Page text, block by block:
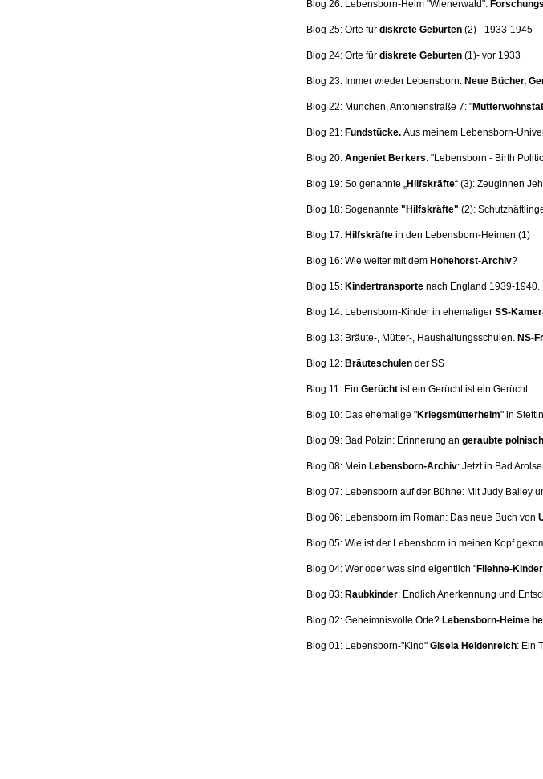
Blog 26: Lebensborn-Heim "Wienerwald".
Blog 25: Orte für diskrete Geburten (2) - 1933-1945
Blog 24: Orte für diskrete Geburten (1)- vor 1933
Blog 23: Immer wieder Lebensborn. Neue Bücher,
Blog 22: München, Antonienstraße 7: "
Blog 21: Fundstücke. Aus meinem Lebensborn-
Blog 20: Angeniet Berkers: "Lebensborn - Birth
Blog 19: So genannte „Hilfskräfte“ (3): Zeuginnen
Blog 18: Sogenannte "Hilfskräfte" (2):
Blog 17: Hilfskräfte in den Lebensborn-Heimen (1)
Blog 16: Wie weiter mit dem Hohehorst-Archiv?
Blog 15: Kindertransporte nach England 1939-1940.
Blog 14: Lebensborn-Kinder in ehemaliger SS-
Blog 13: Bräute-, Mütter-, Haushaltungsschulen. NS-
Blog 12: Bräuteschulen der SS
Blog 11: Ein Gerücht ist ein Gerücht ist ein Gerücht ...
Blog 10: Das ehemalige "Kriegsmütterheim" in
Blog 09: Bad Polzin: Erinnerung an geraubte
Blog 08: Mein Lebensborn-Archiv: Jetzt in Bad
Blog 07: Lebensborn auf der Bühne: MitJudy Bailey
Blog 06: Lebensborn im Roman: Das neue Buch von
Blog 05: Wie ist der Lebensborn in meinen Kopf
Blog 04: Wer oder was sind eigentlich "Filehne-Kinder
Blog 03: Raubkinder: Endlich Anerkennung und
Blog 02: Geheimnisvolle Orte? Lebensborn-Heime
Blog 01: Lebensborn-"Kind" Gisela Heidenreich: Ein